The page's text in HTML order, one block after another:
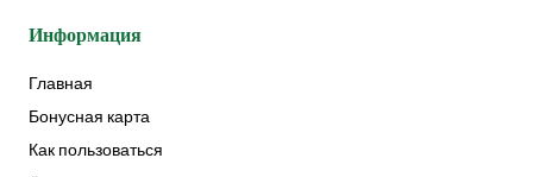
Информация
Главная
Бонусная карта
Как пользоваться